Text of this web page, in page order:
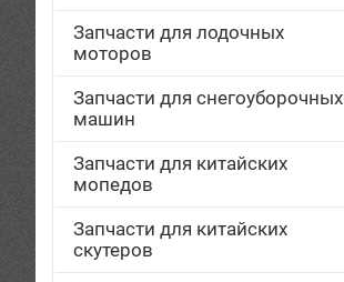
Запчасти для лодочных
моторов
Запчасти для снегоуборочных
машин
Запчасти для китайских
мопедов
Запчасти для китайских
скутеров